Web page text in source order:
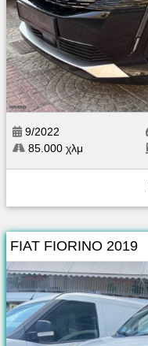
9/2022
85.000 χλμ
FIAT FIORINO 2019